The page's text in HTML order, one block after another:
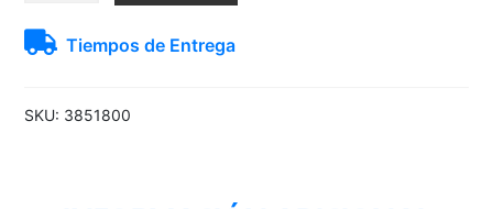
VEASTiempos de Entrega
SKU: 3851800